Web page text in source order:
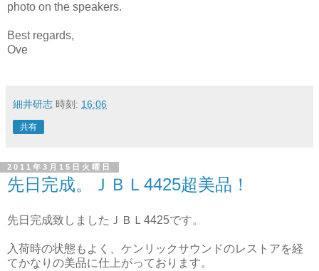
photo on the speakers.
Best regards,
Ove
細井研志 時刻: 16:06
共有
2011年3月15日火曜日
先日完成。ＪＢＬ4425超美品！
先日完成致しましたＪＢＬ4425です。
入荷時の状態もよく、ケンリックサウンドのレストアを経
てかなりの美品に仕上がっております。